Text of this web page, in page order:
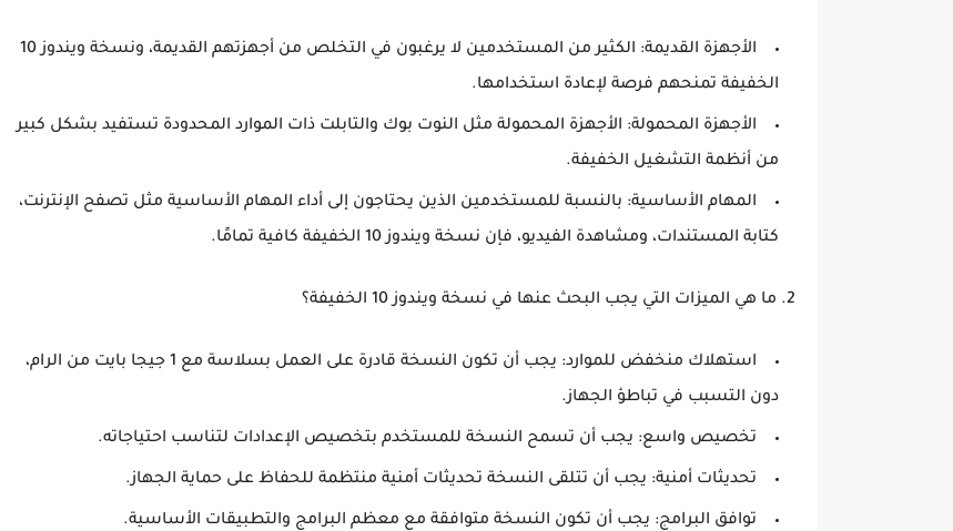
الأجهزة القديمة:
الكثير من المستخدمين لا يرغبون في التخلص من أجهزتهم القديمة، ونسخة ويندوز 10
الخفيفة تمنحهم فرصة لإعادة استخدامها.
الأجهزة المحمولة: الأجهزة المحمولة مثل النوت بوك والتابلت ذات الموارد المحدودة تستفيد بشكل كبير
من أنظمة التشغيل الخفيفة.
المهام الأساسية: بالنسبة للمستخدمين الذين يحتاجون إلى أداء المهام الأساسية مثل تصفح الإنترنت،
كتابة المستندات، ومشاهدة الفيديو، فإن نسخة ويندوز 10 الخفيفة كافية تمامًا.
2. ما هي الميزات التي يجب البحث عنها في نسخة ويندوز 10 الخفيفة؟
استهلاك منخفض للموارد:
يجب أن تكون النسخة قادرة على العمل بسلاسة مع 1 جيجا بايت من الرام،
دون التسبب في تباطؤ الجهاز.
تخصيص واسع: يجب أن تسمح النسخة للمستخدم بتخصيص الإعدادات لتناسب احتياجاته.
تحديثات أمنية: يجب أن تتلقى النسخة تحديثات أمنية منتظمة للحفاظ على حماية الجهاز.
توافق البرامج: يجب أن تكون النسخة متوافقة مع معظم البرامج والتطبيقات الأساسية.